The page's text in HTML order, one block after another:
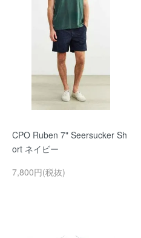
CPO Ruben 7" Seersucker Sh
ort ネイビー
7,800円(税抜)